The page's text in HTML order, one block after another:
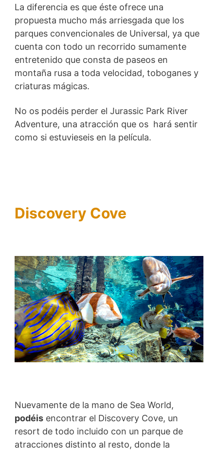
La diferencia es que éste ofrece una
propuesta mucho más arriesgada que los
parques convencionales de Universal, ya que
cuenta con todo un recorrido sumamente
entretenido que consta de paseos en
montaña rusa a toda velocidad, toboganes y
criaturas mágicas.
No os podéis perder el Jurassic Park River
Adventure, una atracción que os hará sentir
como si estuvieseis en la película.
Discovery Cove
Nuevamente de la mano de Sea World,
podéis encontrar el Discovery Cove, un
resort de todo incluido con un parque de
atracciones distinto al resto, donde la